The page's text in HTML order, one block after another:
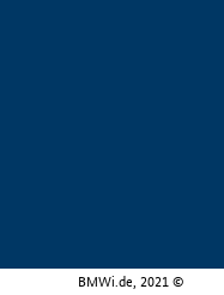
BMWi.de, 2021 ©